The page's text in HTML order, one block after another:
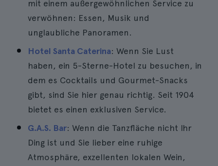
mit einem außergewöhnlichen Service zu
verwöhnen: Essen, Musik und
unglaubliche Panoramen.
Hotel Santa Caterina: Wenn Sie Lust
haben, ein 5-Sterne-Hotel zu besuchen, in
dem es Cocktails und Gourmet-Snacks
gibt, sind Sie hier genau richtig. Seit 1904
bietet es einen exklusiven Service.
G.A.S. Bar: Wenn die Tanzfläche nicht Ihr
Ding ist und Sie lieber eine ruhige
Atmosphäre, exzellenten lokalen Wein,